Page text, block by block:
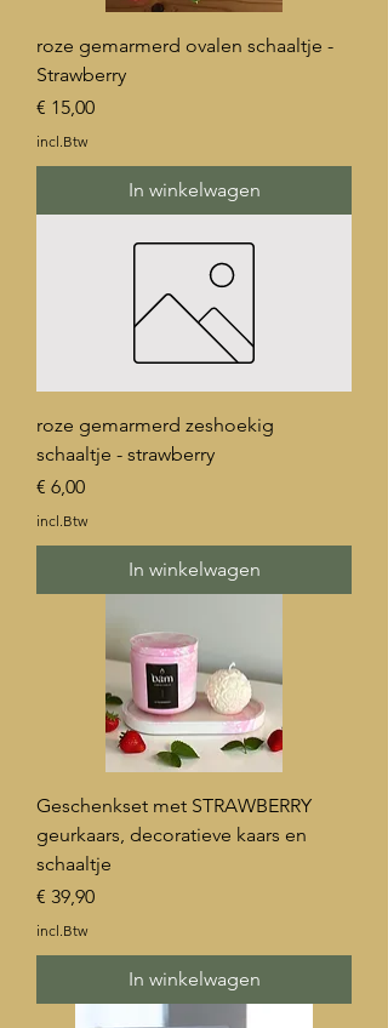
roze gemarmerd ovalen schaaltje -
Strawberry
Prijs
€ 15,00
incl.Btw
In winkelwagen
roze gemarmerd zeshoekig
schaaltje - strawberry
Prijs
€ 6,00
incl.Btw
In winkelwagen
Geschenkset met STRAWBERRY
geurkaars, decoratieve kaars en
schaaltje
Prijs
€ 39,90
incl.Btw
In winkelwagen